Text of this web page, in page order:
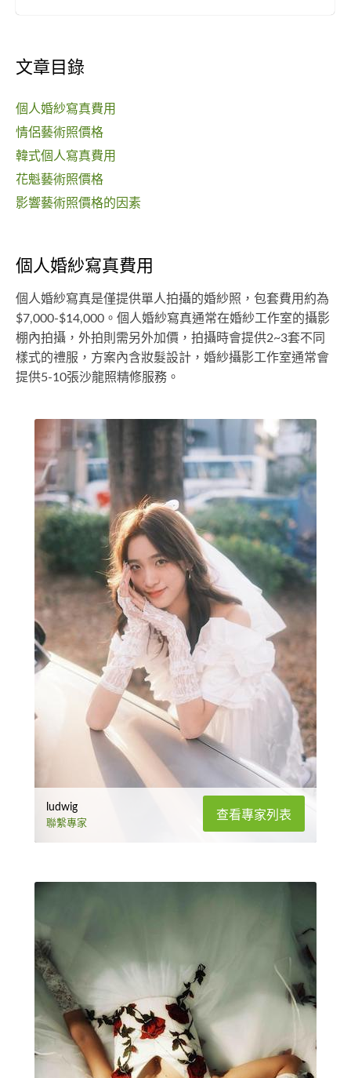
文章目錄
個人婚紗寫真費用
情侶藝術照價格
韓式個人寫真費用
花魁藝術照價格
影響藝術照價格的因素
個人婚紗寫真費用
個人婚紗寫真是僅提供單人拍攝的婚紗照，包套費用約為
$7,000-$14,000。個人婚紗寫真通常在婚紗工作室的攝影
棚內拍攝，外拍則需另外加價，拍攝時會提供2~3套不同
樣式的禮服，方案內含妝髮設計，婚紗攝影工作室通常會
提供5-10張沙龍照精修服務。
ludwig
聯繫專家
查看專家列表